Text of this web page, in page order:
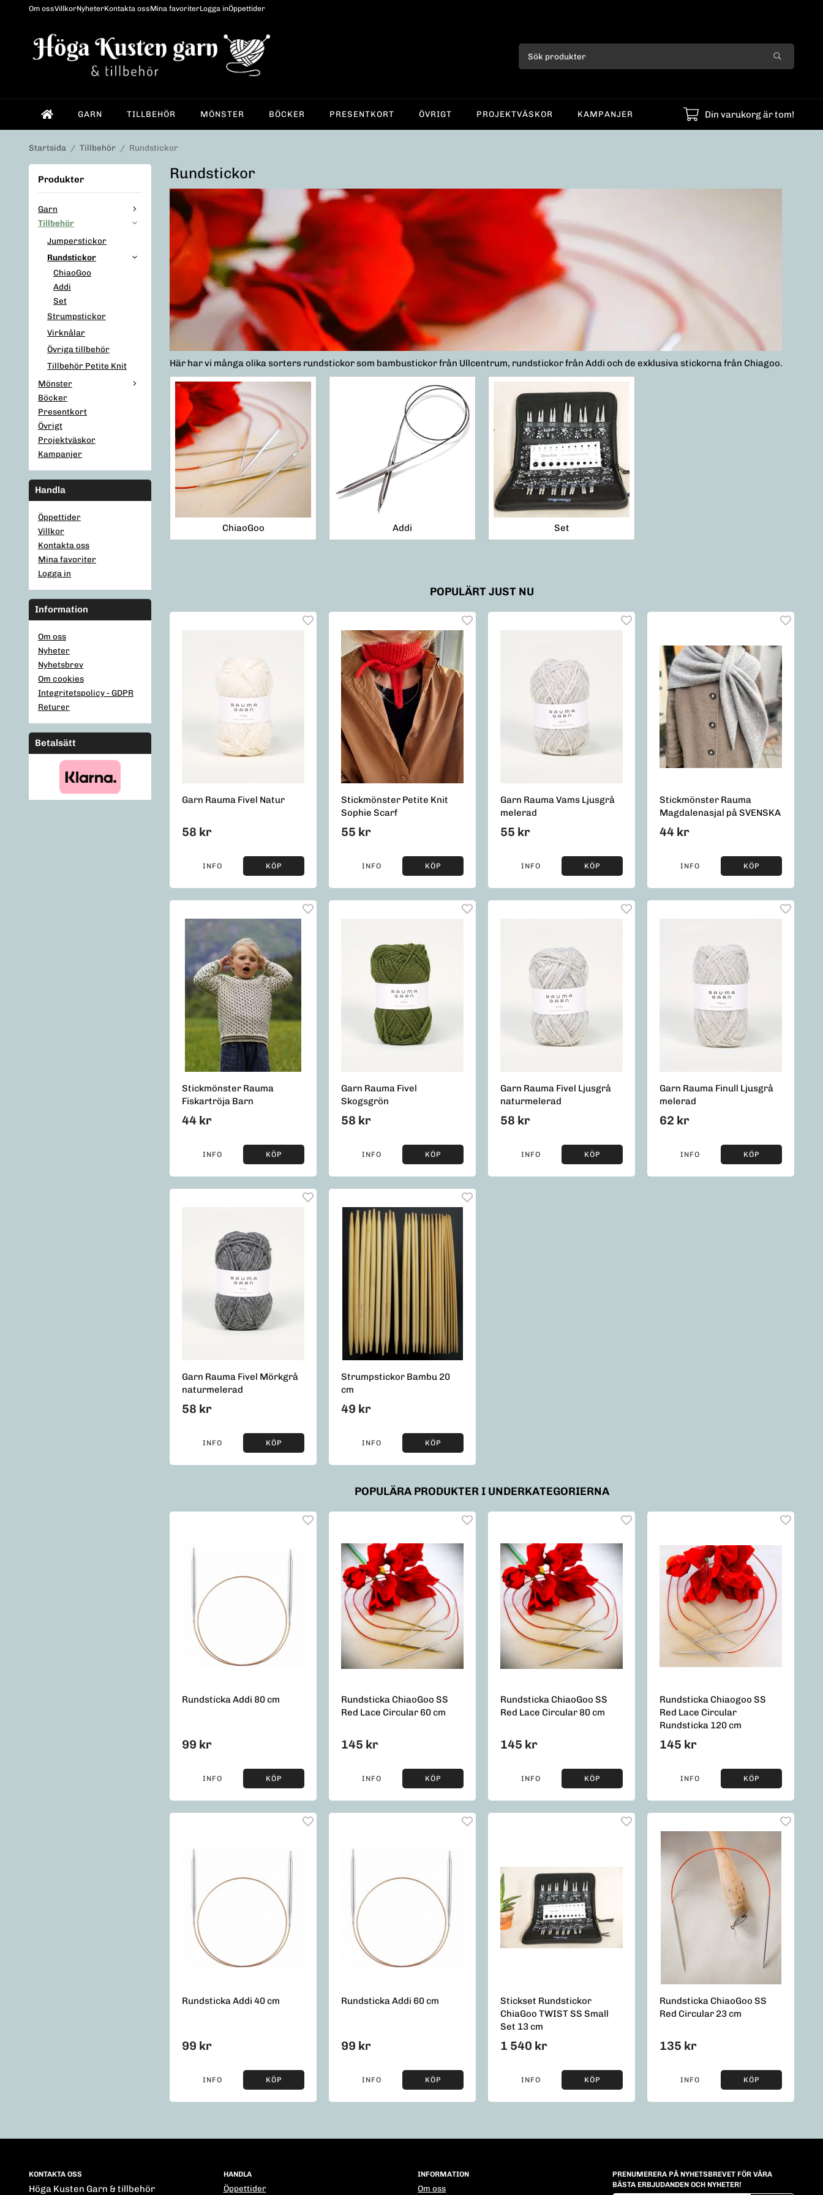
Om ossVillkorNyheterKontakta ossMina favoriterLogga inÖppettider
GARN TILLBEHÖR MÖNSTER BÖCKER PRESENTKORT ÖVRIGT PROJEKTVÄSKOR KAMPANJER Din varukorg är tom!
Startsida / Tillbehör / Rundstickor
Produkter
Garn
Tillbehör
Jumperstickor
Rundstickor
ChiaoGoo
Addi
Set
Strumpstickor
Virknålar
Övriga tillbehör
Tillbehör Petite Knit
Mönster
Böcker
Presentkort
Övrigt
Projektväskor
Kampanjer
Handla
Öppettider
Villkor
Kontakta oss
Mina favoriter
Logga in
Information
Om oss
Nyheter
Nyhetsbrev
Om cookies
Integritetspolicy - GDPR
Returer
Betalsätt
Rundstickor
Här har vi många olika sorters rundstickor som bambustickor från Ullcentrum, rundstickor från Addi och de exklusiva stickorna från Chiagoo.
ChiaoGoo Addi Set
POPULÄRT JUST NU
Garn Rauma Fivel Natur
58 kr
INFO KÖP
Stickmönster Petite Knit
Sophie Scarf
55 kr
INFO KÖP
Garn Rauma Vams Ljusgrå
melerad
55 kr
INFO KÖP
Stickmönster Rauma
Magdalenasjal på SVENSKA
44 kr
INFO KÖP
Stickmönster Rauma
Fiskartröja Barn
44 kr
INFO KÖP
Garn Rauma Fivel
Skogsgrön
58 kr
INFO KÖP
Garn Rauma Fivel Ljusgrå
naturmelerad
58 kr
INFO KÖP
Garn Rauma Finull Ljusgrå
melerad
62 kr
INFO KÖP
Garn Rauma Fivel Mörkgrå
naturmelerad
58 kr
INFO KÖP
Strumpstickor Bambu 20
cm
49 kr
INFO KÖP
POPULÄRA PRODUKTER I UNDERKATEGORIERNA
Rundsticka Addi 80 cm
99 kr
INFO KÖP
Rundsticka ChiaoGoo SS
Red Lace Circular 60 cm
145 kr
INFO KÖP
Rundsticka ChiaoGoo SS
Red Lace Circular 80 cm
145 kr
INFO KÖP
Rundsticka Chiaogoo SS
Red Lace Circular
Rundsticka 120 cm
145 kr
INFO KÖP
Rundsticka Addi 40 cm
99 kr
INFO KÖP
Rundsticka Addi 60 cm
99 kr
INFO KÖP
Stickset Rundstickor
ChiaGoo TWIST SS Small
Set 13 cm
1 540 kr
INFO KÖP
Rundsticka ChiaoGoo SS
Red Circular 23 cm
135 kr
INFO KÖP
KONTAKTA OSS
Höga Kusten Garn & tillbehör
HANDLA
Öppettider
INFORMATION
Om oss
PRENUMERERA PÅ NYHETSBREVET FÖR VÅRA
BÄSTA ERBJUDANDEN OCH NYHETER!